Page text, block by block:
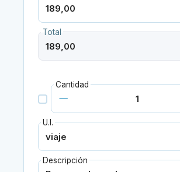
Total
Cantidad
U.I.
Descripción